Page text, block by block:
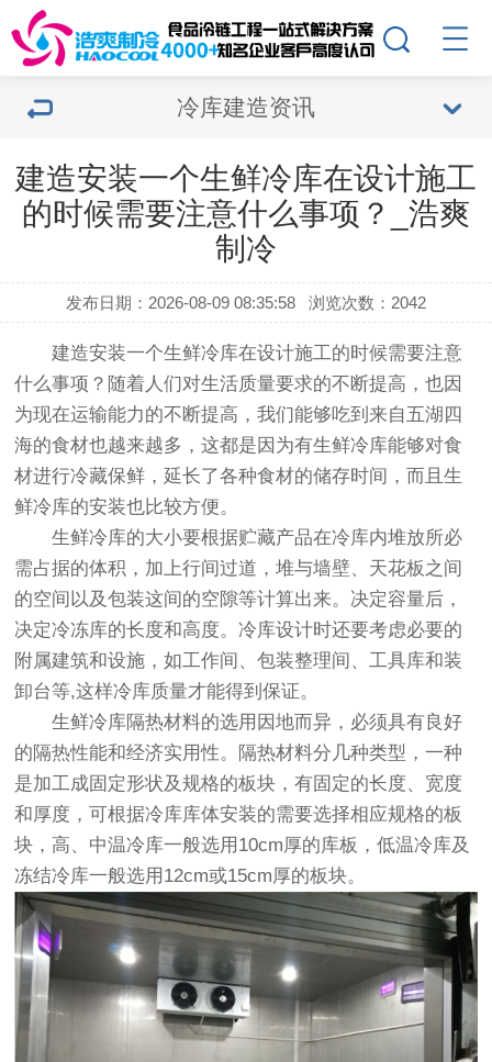
冷库建造资讯
建造安装一个生鲜冷库在设计施工
的时候需要注意什么事项？_浩爽
制冷
发布日期：2026-08-09 08:35:58 浏览次数：2042
建造安装一个生鲜冷库在设计施工的时候需要注意
什么事项？随着人们对生活质量要求的不断提高，也因
为现在运输能力的不断提高，我们能够吃到来自五湖四
海的食材也越来越多，这都是因为有生鲜冷库能够对食
材进行冷藏保鲜，延长了各种食材的储存时间，而且生
鲜冷库的安装也比较方便。
生鲜冷库的大小要根据贮藏产品在冷库内堆放所必
需占据的体积，加上行间过道，堆与墙壁、天花板之间
的空间以及包装这间的空隙等计算出来。决定容量后，
决定冷冻库的长度和高度。冷库设计时还要考虑必要的
附属建筑和设施，如工作间、包装整理间、工具库和装
卸台等,这样冷库质量才能得到保证。
生鲜冷库隔热材料的选用因地而异，必须具有良好
的隔热性能和经济实用性。隔热材料分几种类型，一种
是加工成固定形状及规格的板块，有固定的长度、宽度
和厚度，可根据冷库库体安装的需要选择相应规格的板
块，高、中温冷库一般选用10cm厚的库板，低温冷库及
冻结冷库一般选用12cm或15cm厚的板块。